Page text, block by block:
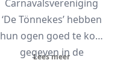
Carnavalsvereniging
‘De Tönnekes’ hebben
hun ogen goed te kost
gegeven in de
Lees meer